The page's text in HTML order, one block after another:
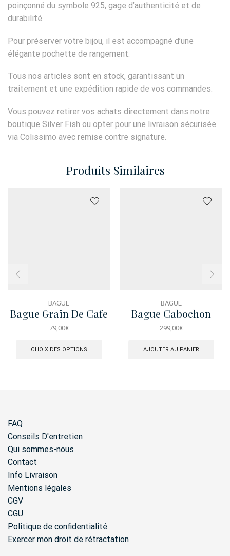
poinçonné du symbole 925, gage d’authenticité et de
durabilité.
Pour préserver votre bijou, il est accompagné d’une
élégante pochette de rangement.
Tous nos articles sont en stock, garantissant un
traitement et une expédition rapide de vos commandes.
Vous pouvez retirer vos achats directement dans notre
boutique Silver Fish ou opter pour une livraison sécurisée
via Colissimo avec remise contre signature.
Produits Similaires
BAGUE
Bague Grain De Cafe
T54
79,00€
CHOIX DES OPTIONS
BAGUE
Bague Cabochon
Cosmos T54
299,00€
AJOUTER AU PANIER
FAQ
Conseils D'entretien
Qui sommes-nous
Contact
Info Livraison
Mentions légales
CGV
CGU
Politique de confidentialité
Exercer mon droit de rétractation